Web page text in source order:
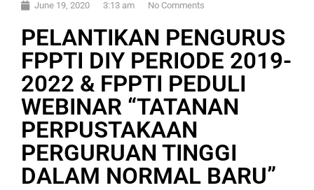
June 19, 2020 3:13 am No Comments
PELANTIKAN PENGURUS
FPPTI DIY PERIODE 2019-
2022 & FPPTI PEDULI
WEBINAR “TATANAN
PERPUSTAKAAN
PERGURUAN TINGGI
DALAM NORMAL BARU”